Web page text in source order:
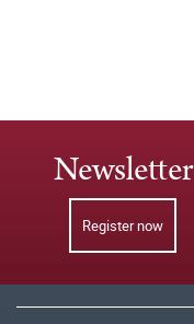
Newsletter
Register now